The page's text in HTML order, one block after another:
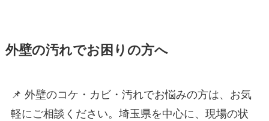
外壁の汚れでお困りの方へ
📌 外壁のコケ・カビ・汚れでお悩みの方は、お気
軽にご相談ください。埼玉県を中心に、現場の状